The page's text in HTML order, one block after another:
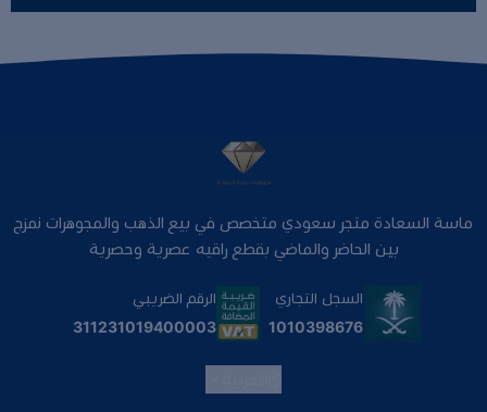
ماسة السعادة متجر سعودي متخصص في بيع الذهب والمجوهرات نمزج
بين الحاضر والماضي بقطع راقيه عصرية وحصرية
السجل التجاري
1010398676
الرقم الضريبي
311231019400003